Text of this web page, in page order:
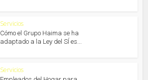
Servicios
Cómo el Grupo Haima se ha
adaptado a la Ley del SÍ es...
Servicios